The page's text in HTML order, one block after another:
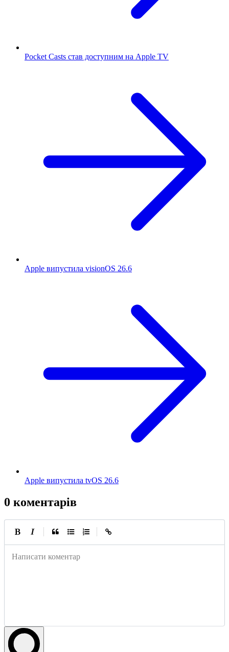
Pocket Casts став доступним на Apple TV
Apple випустила visionOS 26.6
Apple випустила tvOS 26.6
0 коментарів
Написати коментар